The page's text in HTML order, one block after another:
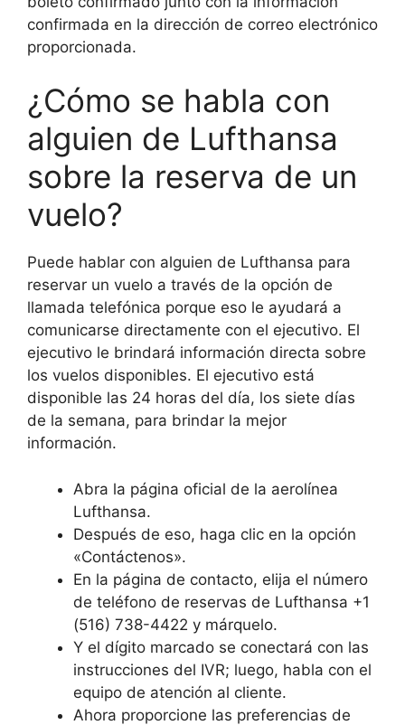
confirmada en la dirección de correo electrónico
proporcionada.
¿Cómo se habla con
alguien de Lufthansa
sobre la reserva de un
vuelo?
Puede hablar con alguien de Lufthansa para
reservar un vuelo a través de la opción de
llamada telefónica porque eso le ayudará a
comunicarse directamente con el ejecutivo. El
ejecutivo le brindará información directa sobre
los vuelos disponibles. El ejecutivo está
disponible las 24 horas del día, los siete días
de la semana, para brindar la mejor
información.
Abra la página oficial de la aerolínea
Lufthansa.
Después de eso, haga clic en la opción
«Contáctenos».
En la página de contacto, elija el número
de teléfono de reservas de Lufthansa +1
(516) 738-4422 y márquelo.
Y el dígito marcado se conectará con las
instrucciones del IVR; luego, habla con el
equipo de atención al cliente.
Ahora proporcione las preferencias de